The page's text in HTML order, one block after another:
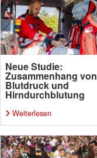
Neue Studie:
Zusammenhang von
Blutdruck und
Hirndurchblutung
Weiterlesen